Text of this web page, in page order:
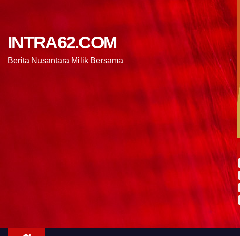
INTRA62.COM
Berita Nusantara Milik Bersama